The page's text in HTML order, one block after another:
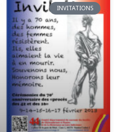
INVITATIONS